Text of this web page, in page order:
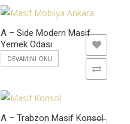
A – Side Modern Masif
Yemek Odası
DEVAMINI OKU
ADD TO COMPARE
ADD TO WISHLIST
A – Trabzon Masif Konsol